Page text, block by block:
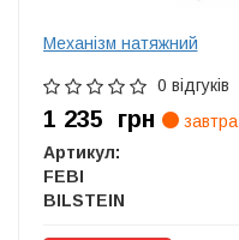
Механізм натяжний
0 відгуків
1 235 грн
завтра
Артикул:
FEBI
BILSTEIN